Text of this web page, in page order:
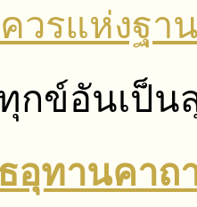
วรแห่งฐา
กข์อันเป็น
อุทานคาถ